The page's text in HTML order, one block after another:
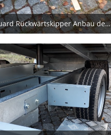
Eduard Rückwärtskipper Anbau der Stauboxen
20. Dezember 2020